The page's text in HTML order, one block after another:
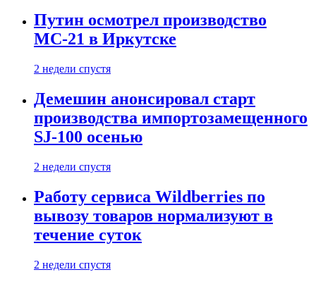
Путин осмотрел производство
МС-21 в Иркутске
2 недели спустя
Демешин анонсировал старт
производства импортозамещенного
SJ-100 осенью
2 недели спустя
Работу сервиса Wildberries по
вывозу товаров нормализуют в
течение суток
2 недели спустя